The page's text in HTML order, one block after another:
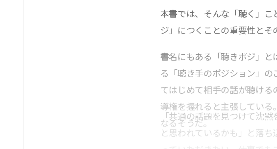
本書では、そんな「聴く」
ジ」につくことの重要性とそ
書名にもある「聴きポジ」
る「聴き手のポジション」
てはじめて相手の話が聴ける
導権を握れると主張している
なるそうだ。
「共通の話題を見つけて沈
と思われているかも」と落